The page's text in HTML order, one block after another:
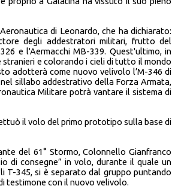
di Leonardo, che ha dichiarato:
degli addestratori militari, frutto del
e l'Aermacchi MB-339. Quest'ultimo, in
e colorando i cieli di tutto il mondo
adotterà come nuovo velivolo l’M-346 di
sillabo addestrativo della Forza Armata,
Militare potrà vantare il sistema di
il volo del primo prototipo sulla base di
del 61° Stormo, Colonnello Gianfranco
di consegne” in volo, durante il quale un
T-345, si è separato dal gruppo puntando
testimone con il nuovo velivolo.